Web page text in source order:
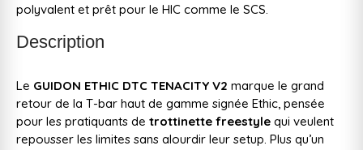
polyvalent et prêt pour le HIC comme le SCS.
Description
Le GUIDON ETHIC DTC TENACITY V2 marque le grand
retour de la T-bar haut de gamme signée Ethic, pensée
pour les pratiquants de trottinette freestyle qui veulent
repousser les limites sans alourdir leur setup. Plus qu’un